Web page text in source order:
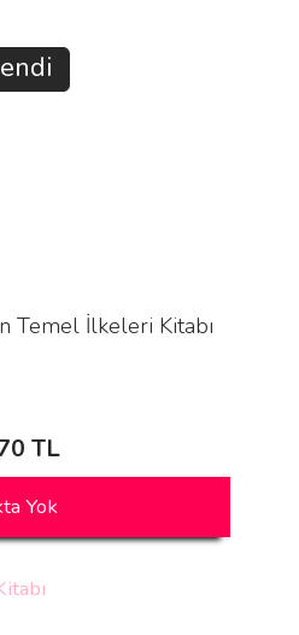
Temel İlkeleri Kitabı
TL
Yok